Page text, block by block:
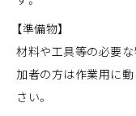
【準備物】
材料や工具等の必要
加者の方は作業用に
さい。